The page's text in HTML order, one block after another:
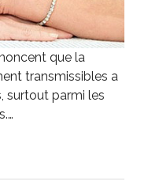
que la
transmissibles a
surtout parmi les